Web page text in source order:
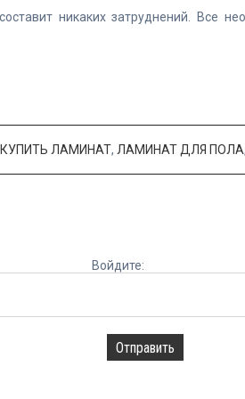
никаких затруднений. Все
КУПИТЬ ЛАМИНАТ,ЛАМИНАТ ДЛЯ ПОЛА,
Войдите:
Отправить